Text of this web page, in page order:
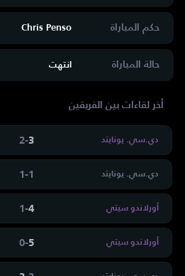
حكم المباراة Chris Penso
حالة المباراة انتهت
أخر لقاءات بين الفريقين
دي.سي. يونايتد 3
-
2
دي.سي. يونايتد 1
-
1
أورلاندو سيتي 4
-
1
أورلاندو سيتي 5
-
0